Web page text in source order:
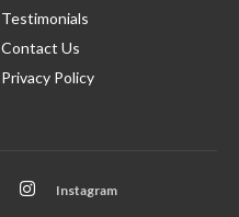
Testimonials
Contact Us
Privacy Policy
Instagram